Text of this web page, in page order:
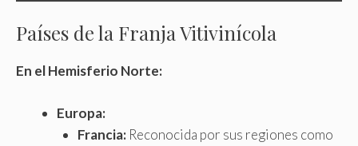
Países de la Franja Vitivinícola
En el Hemisferio Norte:
Europa:
Francia:Reconocida por sus regiones como